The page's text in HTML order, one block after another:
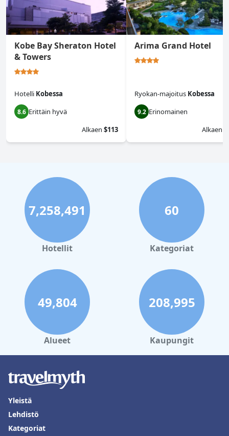
Kobe Bay Sheraton Hotel
& Towers
Hotelli Kobessa
8.6 Erittäin hyvä
Alkaen $113
Arima Grand Hotel
Ryokan-majoitus Kobessa
9.2 Erinomainen
Alkaen
7,258,491
Hotellit
60
Kategoriat
49,804
Alueet
208,995
Kaupungit
Yleistä
Lehdistö
Kategoriat